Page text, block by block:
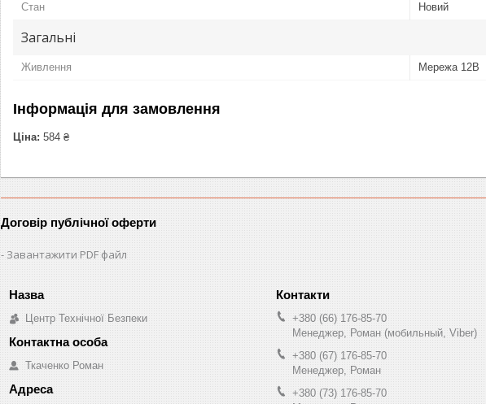
Стан Новий
Загальні
Живлення Мережа 12В
Інформація для замовлення
Ціна: 584 ₴
Договір публічної оферти
Завантажити PDF файл
Центр Технічної Безпеки
Ткаченко Роман
+380 (66) 176-85-70
Менеджер, Роман (мобильный, Viber)
+380 (67) 176-85-70
Менеджер, Роман
+380 (73) 176-85-70